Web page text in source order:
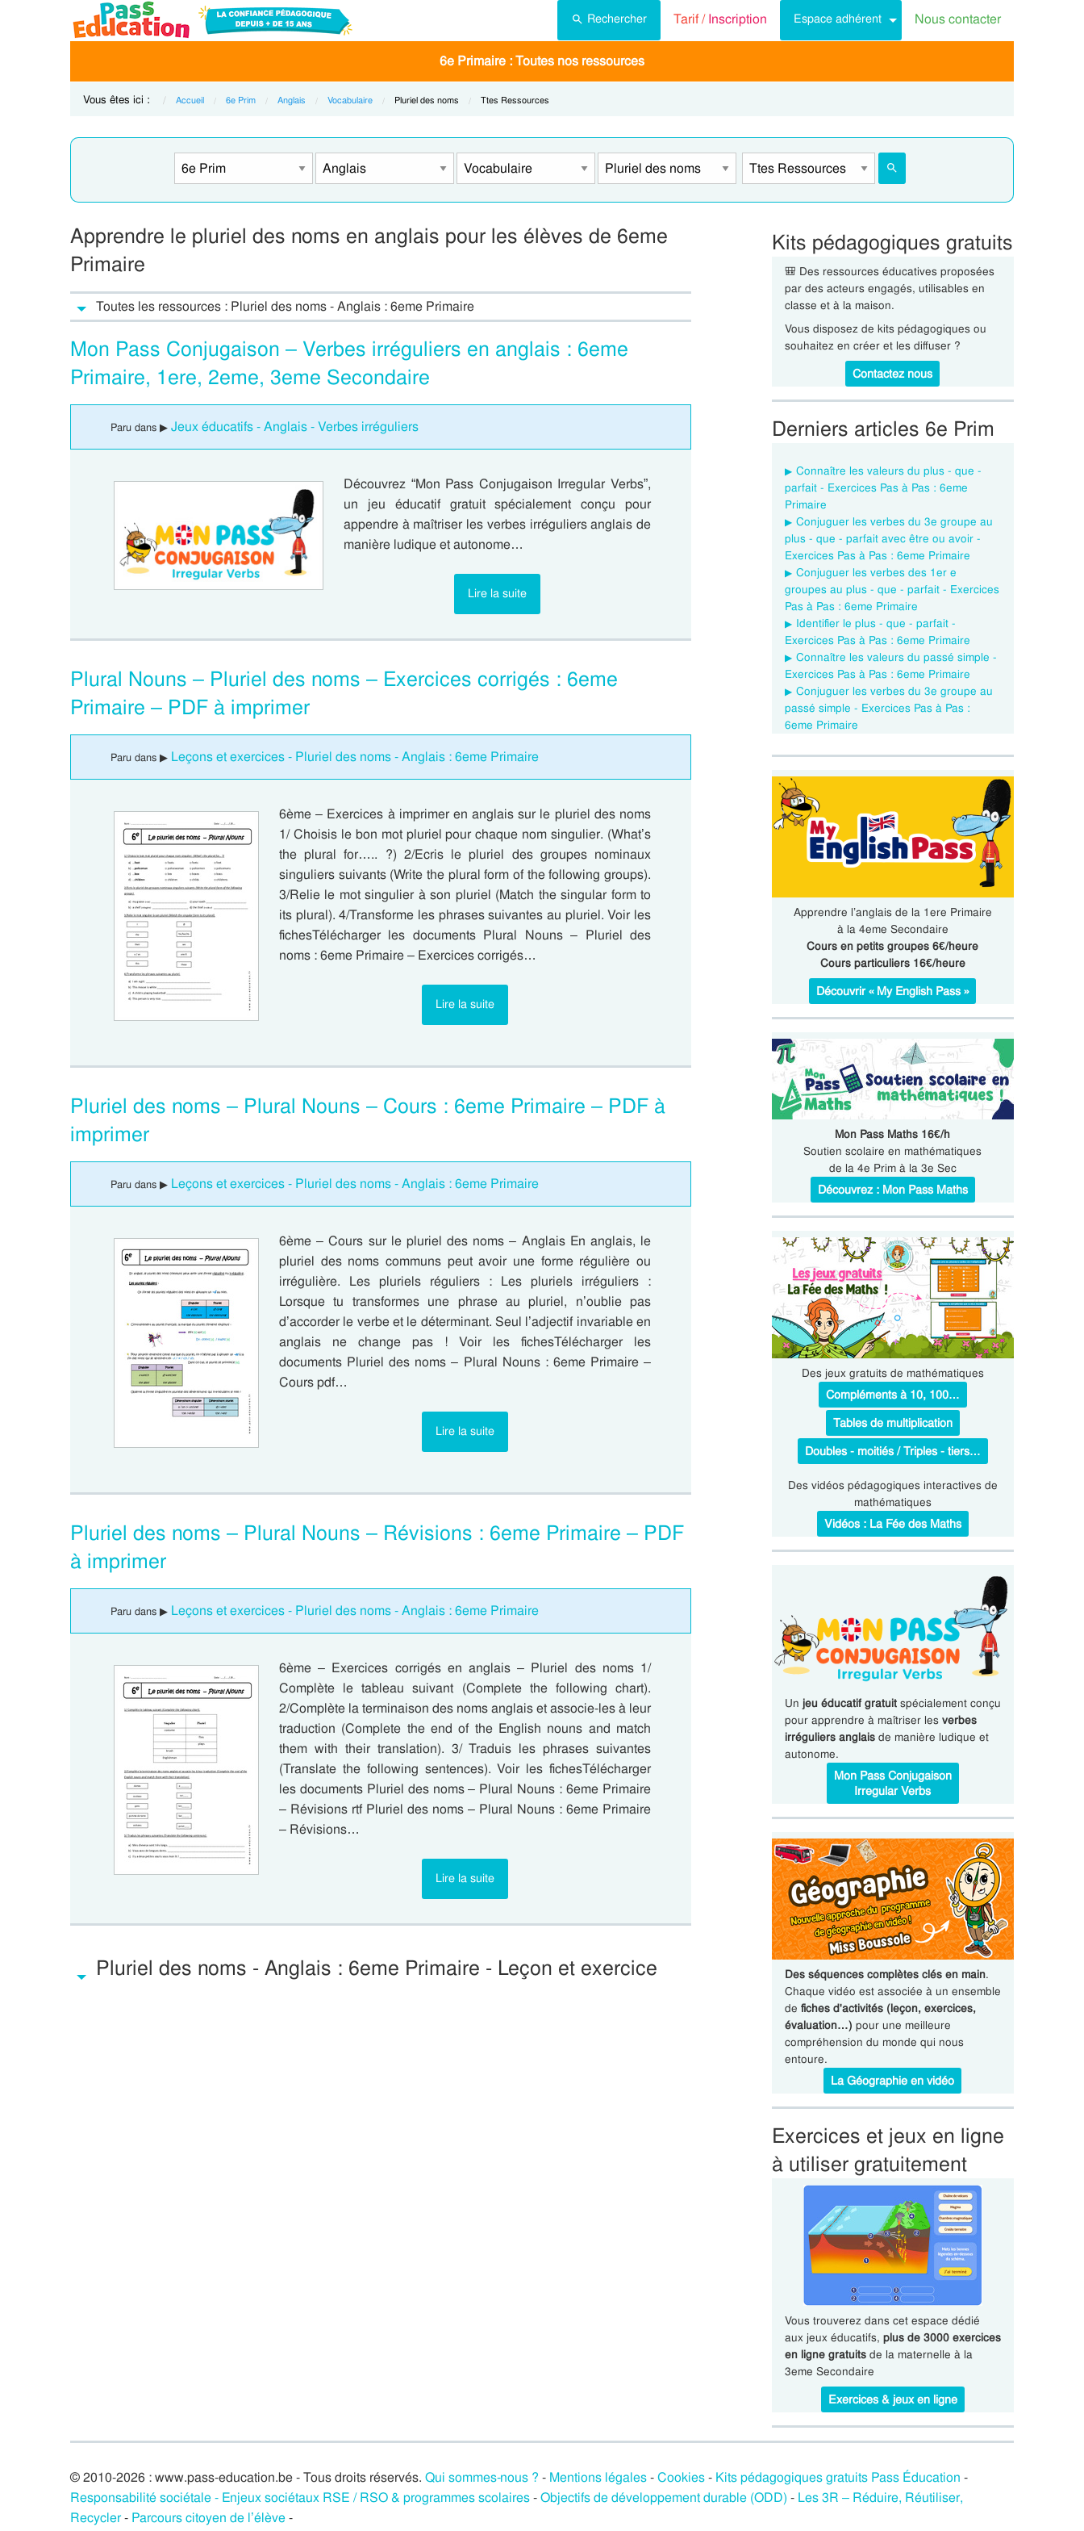
Rechercher Tarif /Inscription Espace adhérent Nous contacter
6e Primaire : Toutes nos ressources
Vous êtes ici : Accueil 6e Prim Anglais Vocabulaire Current:
Pluriel des noms Current:
Ttes Ressources
Apprendre le pluriel des noms en anglais pour les élèves de 6eme
Primaire
Toutes les ressources : Pluriel des noms - Anglais : 6eme Primaire
Mon Pass Conjugaison – Verbes irréguliers en anglais : 6eme
Primaire, 1ere, 2eme, 3eme Secondaire
Paru dans ▶ Jeux éducatifs - Anglais - Verbes irréguliers
Découvrez “Mon Pass Conjugaison Irregular Verbs”,
un jeu éducatif gratuit spécialement conçu pour
appendre à maîtriser les verbes irréguliers anglais de
manière ludique et autonome…
Lire la suite
Plural Nouns – Pluriel des noms – Exercices corrigés : 6eme
Primaire – PDF à imprimer
Paru dans ▶ Leçons et exercices - Pluriel des noms - Anglais : 6eme Primaire
6ème – Exercices à imprimer en anglais sur le pluriel des noms
1/ Choisis le bon mot pluriel pour chaque nom singulier. (What’s
the plural for….. ?) 2/Ecris le pluriel des groupes nominaux
singuliers suivants (Write the plural form of the following groups).
3/Relie le mot singulier à son pluriel (Match the singular form to
its plural). 4/Transforme les phrases suivantes au pluriel. Voir les
fichesTélécharger les documents Plural Nouns – Pluriel des
noms : 6eme Primaire – Exercices corrigés…
Lire la suite
Pluriel des noms – Plural Nouns – Cours : 6eme Primaire – PDF à
imprimer
Paru dans ▶ Leçons et exercices - Pluriel des noms - Anglais : 6eme Primaire
6ème – Cours sur le pluriel des noms – Anglais En anglais, le
pluriel des noms communs peut avoir une forme régulière ou
irrégulière. Les pluriels réguliers : Les pluriels irréguliers :
Lorsque tu transformes une phrase au pluriel, n’oublie pas
d’accorder le verbe et le déterminant. Seul l’adjectif invariable en
anglais ne change pas ! Voir les fichesTélécharger les
documents Pluriel des noms – Plural Nouns : 6eme Primaire –
Cours pdf…
Lire la suite
Pluriel des noms – Plural Nouns – Révisions : 6eme Primaire – PDF
à imprimer
Paru dans ▶ Leçons et exercices - Pluriel des noms - Anglais : 6eme Primaire
6ème – Exercices corrigés en anglais – Pluriel des noms 1/
Complète le tableau suivant (Complete the following chart).
2/Complète la terminaison des noms anglais et associe-les à leur
traduction (Complete the end of the English nouns and match
them with their translation). 3/ Traduis les phrases suivantes
(Translate the following sentences). Voir les fichesTélécharger
les documents Pluriel des noms – Plural Nouns : 6eme Primaire
– Révisions rtf Pluriel des noms – Plural Nouns : 6eme Primaire
– Révisions…
Lire la suite
Pluriel des noms - Anglais : 6eme Primaire - Leçon et exercice
Kits pédagogiques gratuits
🎒 Des ressources éducatives proposées
par des acteurs engagés, utilisables en
classe et à la maison.
Vous disposez de kits pédagogiques ou
souhaitez en créer et les diffuser ?
Contactez nous
Derniers articles 6e Prim
Connaître les valeurs du plus - que -
parfait - Exercices Pas à Pas : 6eme
Primaire
Conjuguer les verbes du 3e groupe au
plus - que - parfait avec être ou avoir -
Exercices Pas à Pas : 6eme Primaire
Conjuguer les verbes des 1er e
groupes au plus - que - parfait - Exercices
Pas à Pas : 6eme Primaire
Identifier le plus - que - parfait -
Exercices Pas à Pas : 6eme Primaire
Connaître les valeurs du passé simple -
Exercices Pas à Pas : 6eme Primaire
Conjuguer les verbes du 3e groupe au
passé simple - Exercices Pas à Pas :
6eme Primaire
Apprendre l’anglais de la 1ere Primaire
à la 4eme Secondaire
Cours en petits groupes 6€/heure
Cours particuliers 16€/heure
Découvrir « My English Pass »
Mon Pass Maths 16€/h
Soutien scolaire en mathématiques
de la 4e Prim à la 3e Sec
Découvrez : Mon Pass Maths
Des jeux gratuits de mathématiques
Compléments à 10, 100…
Tables de multiplication
Doubles - moitiés / Triples - tiers…
Des vidéos pédagogiques interactives de
mathématiques
Vidéos : La Fée des Maths
Un jeu éducatif gratuitspécialement conçu
pour apprendre à maîtriser les verbes
irréguliers anglaisde manière ludique et
autonome.
Mon Pass Conjugaison
Irregular Verbs
Des séquences complètes clés en main.
Chaque vidéo est associée à un ensemble
de fiches d'activités (leçon, exercices,
évaluation…) pour une meilleure
compréhension du monde qui nous
entoure.
La Géographie en vidéo
Exercices et jeux en ligne
à utiliser gratuitement
Vous trouverez dans cet espace dédié
aux jeux éducatifs, plus de 3000 exercices
en ligne gratuitsde la maternelle à la
3eme Secondaire
Exercices & jeux en ligne
© 2010-2026 : www.pass-education.be - Tous droits réservés. Qui sommes-nous ? - Mentions légales-Cookies- Kits pédagogiques gratuits Pass Éducation -
Responsabilité sociétale - Enjeux sociétaux RSE / RSO & programmes scolaires-Objectifs de développement durable (ODD) - Les 3R – Réduire, Réutiliser,
Recycler- Parcours citoyen de l’élève-